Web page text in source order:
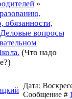
»
обязанности,
Деловые вопросы
(Что надо
Дата:
Сообщение #